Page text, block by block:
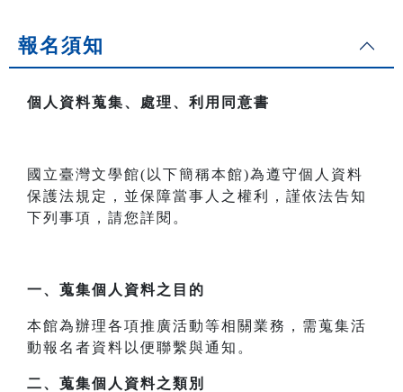
報名須知
個人資料蒐集、處理、利用同意書
國立臺灣文學館(以下簡稱本館)為遵守個人資料
保護法規定，並保障當事人之權利，謹依法告知
下列事項，請您詳閱。
一、 蒐集個人資料之目的
本館為辦理各項推廣活動等相關業務，需蒐集活
動報名者資料以便聯繫與通知。
二、 蒐集個人資料之類別